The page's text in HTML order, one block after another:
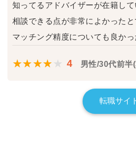
知ってるアドバイザーが在籍して
相談できる点が非常によかった
マッチング精度についても良かっ
4 男性/30代前半
転職サイ